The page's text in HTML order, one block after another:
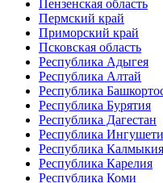
Пензенская область
Пермский край
Приморский край
Псковская область
Республика Адыгея
Республика Алтай
Республика
Республика Бурятия
Республика Дагестан
Республика
Республика Калмыкия
Республика Карелия
Республика Коми